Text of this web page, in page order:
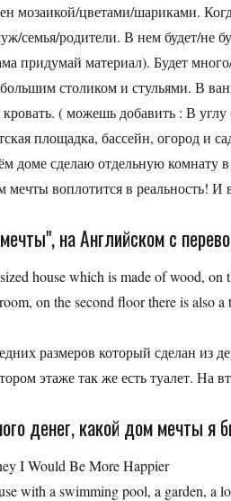
мозаикой/цветами/шариками.
семья/родители. В нем будет/не
придумай материал). Будет
столиком и стульями. В
( можешь добавить : В
площадка, бассейн, огород и
доме сделаю отдельную комнату в
воплотится в реальность!
на Английском с
house which is made of wood,
on the second floor there is
размеров который сделан из
этаже так же есть туалет. На
денег, какой дом мечты я
I Would Be More Happier
with a swimming pool, a garden, a